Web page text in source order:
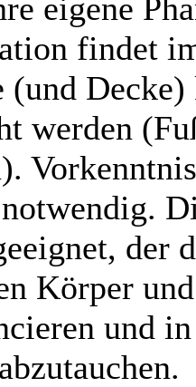
eigene
findet
(und Decke)
werden
der
Körper
und